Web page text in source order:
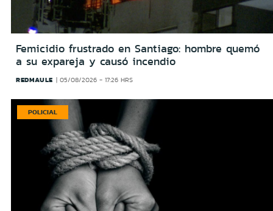
Femicidio frustrado en Santiago: hombre quemó
a su expareja y causó incendio
REDMAULE 05/08/2026 - 17:26 HRS
POLICIAL